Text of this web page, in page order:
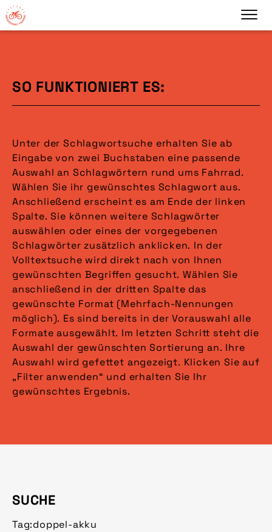
SO FUNKTIONIERT ES:
Unter der Schlagwortsuche erhalten Sie ab
Eingabe von zwei Buchstaben eine passende
Auswahl an Schlagwörtern rund ums Fahrrad.
Wählen Sie ihr gewünschtes Schlagwort aus.
Anschließend erscheint es am Ende der linken
Spalte. Sie können weitere Schlagwörter
auswählen oder eines der vorgegebenen
Schlagwörter zusätzlich anklicken. In der
Volltextsuche wird direkt nach von Ihnen
gewünschten Begriffen gesucht. Wählen Sie
anschließend in der dritten Spalte das
gewünschte Format (Mehrfach-Nennungen
möglich). Es sind bereits in der Vorauswahl alle
Formate ausgewählt. Im letzten Schritt steht die
Auswahl der gewünschten Sortierung an. Ihre
Auswahl wird gefettet angezeigt. Klicken Sie auf
„Filter anwenden“ und erhalten Sie Ihr
gewünschtes Ergebnis.
SUCHE
Tag:doppel-akku